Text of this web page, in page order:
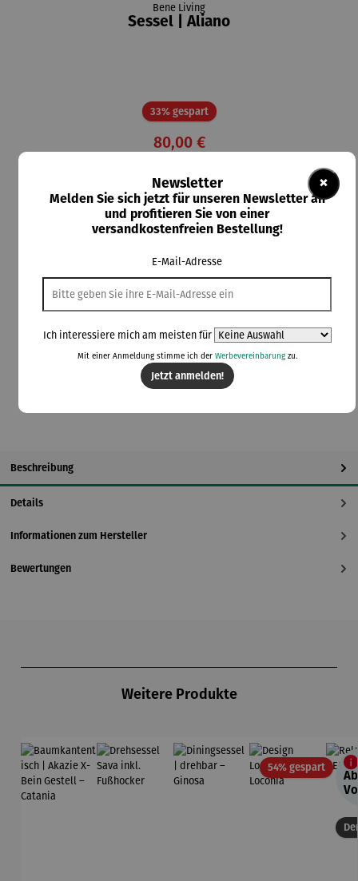
Bene Living
Sessel | Aliano
33% gespartRabatt
80,00 €
Preise inkl. MwSt. zzgl. Versandkosten
Lieferzeit: 1-2 Wochen
beige dunkelgrau hellgrau
In den Warenkorb
Beschreibung
Details
Informationen zum Hersteller
Bewertungen
Weitere Produkte
54% gespartRabatt
×
Newsletter
Melden Sie sich jetzt für unseren Newsletter an
und profitieren Sie von einer
versandkostenfreien Bestellung!
E-Mail-Adresse
Ich interessiere mich am meisten für
Mit einer Anmeldung stimme ich der Werbevereinbarungzu.
Jetzt anmelden!